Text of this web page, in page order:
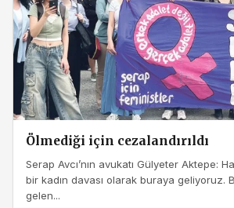
Ölmediği için cezalandırıldı
Serap Avcı’nın avukatı Gülyeter Aktepe:
bir kadın davası olarak buraya geliyoruz.
gelen...